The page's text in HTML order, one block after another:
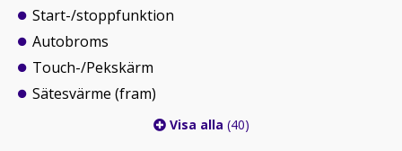
Start-/stoppfunktion
Autobroms
Touch-/Pekskärm
Sätesvärme (fram)
Visa alla (40)